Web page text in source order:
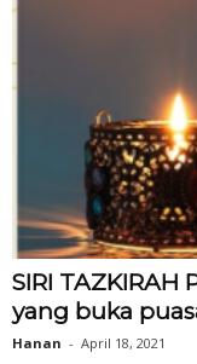
SIRI TAZKIRAH
yang buka
Hanan - April 18, 2021